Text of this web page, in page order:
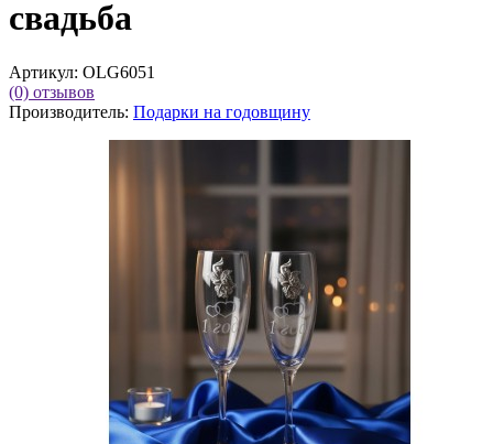
свадьба
Артикул: OLG6051
(0) отзывов
Производитель: Подарки на годовщину